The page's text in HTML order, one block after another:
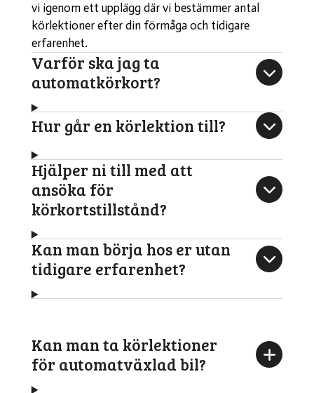
vi igenom ett upplägg där vi bestämmer antal
körlektioner efter din förmåga och tidigare
erfarenhet.
Varför ska jag ta
automatkörkort?
Hur går en körlektion till?
Hjälper ni till med att
ansöka för
körkortstillstånd?
Kan man börja hos er utan
tidigare erfarenhet?
Kan man ta körlektioner
för automatväxlad bil?